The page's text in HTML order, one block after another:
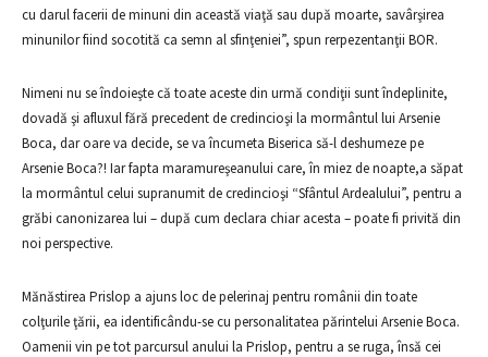
cu darul facerii de minuni din această viaţă sau după moarte, savârşirea
minunilor fiind socotită ca semn al sfinţeniei”, spun rerpezentanţii BOR.
Nimeni nu se îndoieşte că toate aceste din urmă condiţii sunt îndeplinite,
dovadă şi afluxul fără precedent de credincioşi la mormântul lui Arsenie
Boca, dar oare va decide, se va încumeta Biserica să-l deshumeze pe
Arsenie Boca?! Iar fapta maramureşeanului care, în miez de noapte,a săpat
la mormântul celui supranumit de credincioşi “Sfântul Ardealului”, pentru a
grăbi canonizarea lui – după cum declara chiar acesta – poate fi privită din
noi perspective.
Mănăstirea Prislop a ajuns loc de pelerinaj pentru românii din toate
colţurile ţării, ea identificându-se cu personalitatea părintelui Arsenie Boca.
Oamenii vin pe tot parcursul anului la Prislop, pentru a se ruga, însă cei